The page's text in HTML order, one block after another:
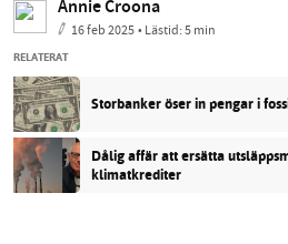
Annie Croona
16 feb 2025• Lästid:5 min
RELATERAT
Storbanker öser in pengar i
Dålig affär att ersätta
klimatkrediter